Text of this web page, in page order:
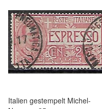
Italien gestempelt Michel-